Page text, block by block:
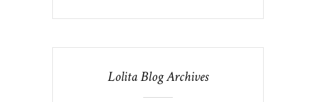
Lolita Blog Archives